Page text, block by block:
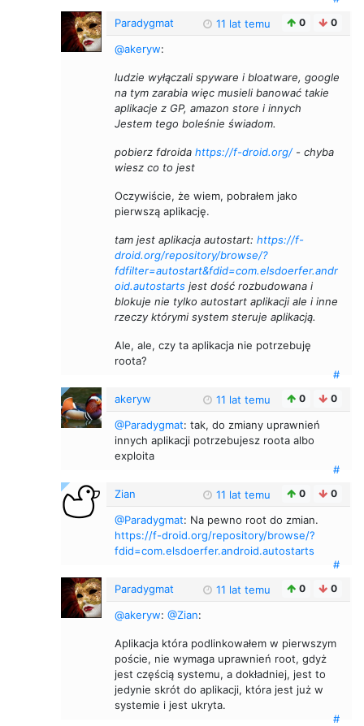
Paradygmat
11 lat temu 0 0
@akeryw:
ludzie wyłączali spyware i bloatware, google
na tym zarabia więc musieli banować takie
aplikacje z GP, amazon store i innych
Jestem tego boleśnie świadom.
pobierz fdroida https://f-droid.org/- chyba
wiesz co to jest
Oczywiście, że wiem, pobrałem jako
pierwszą aplikację.
tam jest aplikacja autostart: https://f-
droid.org/repository/browse/?
fdfilter=autostart&fdid=com.elsdoerfer.andr
oid.autostarts jest dość rozbudowana i
blokuje nie tylko autostart aplikacji ale i inne
rzeczy którymi system steruje aplikacją.
Ale, ale, czy ta aplikacja nie potrzebuję
roota?
#
akeryw
11 lat temu 0 0
@Paradygmat: tak, do zmiany uprawnień
innych aplikacji potrzebujesz roota albo
exploita
#
Zian
11 lat temu 0 0
@Paradygmat: Na pewno root do zmian.
https://f-droid.org/repository/browse/?
fdid=com.elsdoerfer.android.autostarts
#
Paradygmat
11 lat temu 0 0
@akeryw: @Zian:
Aplikacja która podlinkowałem w pierwszym
poście, nie wymaga uprawnień root, gdyż
jest częścią systemu, a dokładniej, jest to
jedynie skrót do aplikacji, która jest już w
systemie i jest ukryta.
#